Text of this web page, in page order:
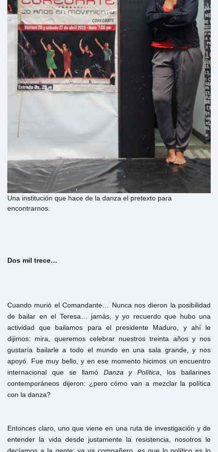
Una institución que hace de la danza el pretexto para
encontrarnos.
Dos mil trece…
Cuando murió el Comandante… Nunca nos dieron la posibilidad
de bailar en el Teresa… jamás, y yo recuerdo que hubo una
actividad que bailamos para el presidente Maduro, y ahí le
dijimos: mira, queremos celebrar nuestros treinta años y nos
gustaría bailarle a todo el mundo en una sala grande, y nos
apoyó. Fue muy bello, y en ese momento hicimos un encuentro
internacional que se llamó Danza y Política , los bailarines
contemporáneos dijeron: ¿pero cómo van a mezclar la política
con la danza?
Entonces claro, uno que viene en una ruta de investigación y de
entender la vida desde justamente la resistencia, nosotros le
decíamos a la gente: ya va compañero, es que lo político es lo